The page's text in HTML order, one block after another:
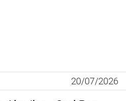
20/07/2026